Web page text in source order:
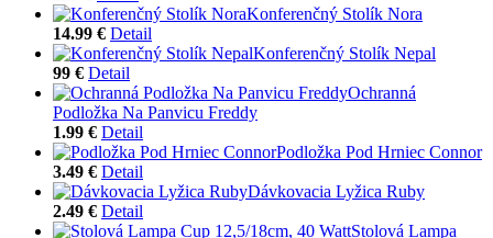
Konferenčný Stolík Nora
14.99 € Detail
Konferenčný Stolík Nepal
99 € Detail
Ochranná
Podložka Na Panvicu Freddy
1.99 € Detail
Podložka Pod Hrniec Connor
3.49 € Detail
Dávkovacia Lyžica Ruby
2.49 € Detail
Stolová Lampa